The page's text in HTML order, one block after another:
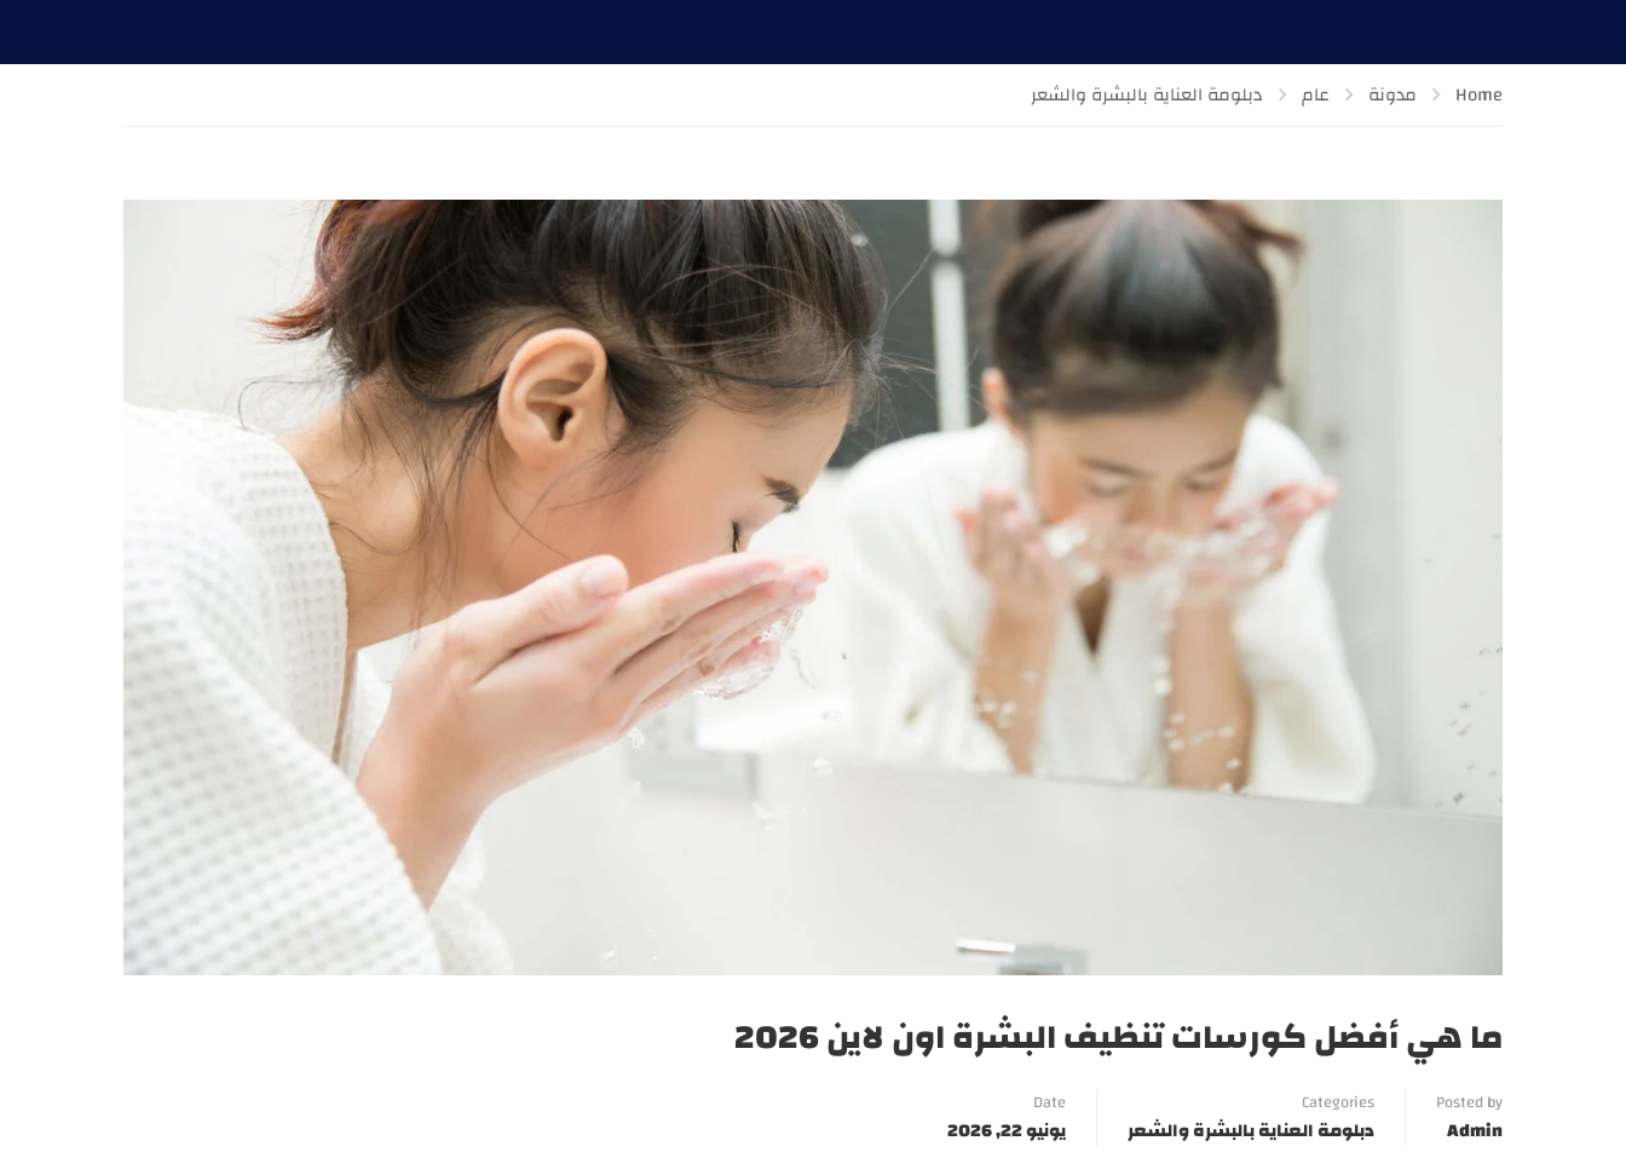
Home مدونة عام دبلومة العناية بالبشرة والشعر
ما هي أفضل كورسات تنظيف البشرة اون لاين 2026
Posted by
Admin
Categories
دبلومة العناية بالبشرة والشعر
Date
يونيو 22, 2026